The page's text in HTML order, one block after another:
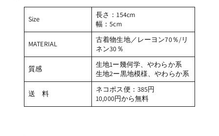
Size
長さ：154cm
幅：5cm
MATERIAL
古着物生地／レーヨン70％/リ
ネン30％
質感
生地1ー幾何学、やわらか系
生地2ー黒地模様、やわらか系
送 料
ネコポス便：385円
10,000円から無料